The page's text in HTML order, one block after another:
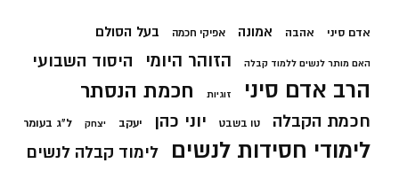
אדם סיני אהבה אמונה אפיקי חכמה בעל הסולם
האם מותר לנשים ללמוד קבלה הזוהר היומי היסוד השבועי
הרב אדם סיני זוגיות חכמת הנסתר
חכמת הקבלה טו בשבט יוני כהן יעקב יצחק ל"ג בעומר
לימודי חסידות לנשים לימוד קבלה לנשים